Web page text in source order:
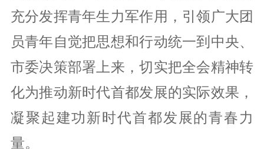
充分发挥青年生力军作用，引领广大团
员青年自觉把思想和行动统一到中央、
市委决策部署上来，切实把全会精神转
化为推动新时代首都发展的实际效果，
凝聚起建功新时代首都发展的青春力
量。